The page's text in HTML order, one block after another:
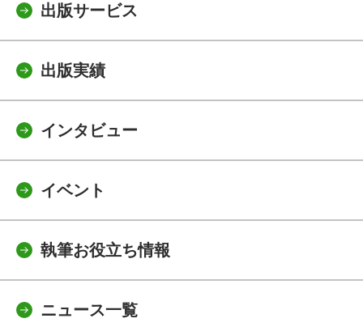
出版サービス
出版実績
インタビュー
イベント
執筆お役立ち情報
ニュース一覧